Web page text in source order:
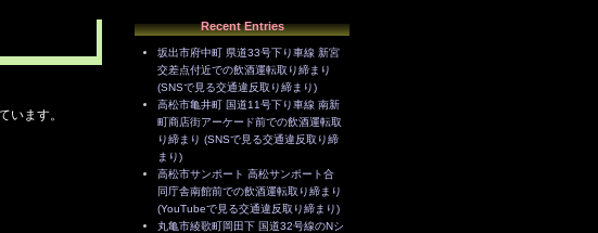
います。
Recent Entries
坂出市府中町 県道33号下り車線 新宮
交差点付近での飲酒運転取り締まり
(SNSで見る交通違反取り締まり)
高松市亀井町 国道11号下り車線 南新
町商店街アーケード前での飲酒運転取
り締まり (SNSで見る交通違反取り締
まり)
高松市サンポート 高松サンポート合
同庁舎南館前での飲酒運転取り締まり
(YouTubeで見る交通違反取り締まり)
丸亀市綾歌町岡田下 国道32号線のNシ